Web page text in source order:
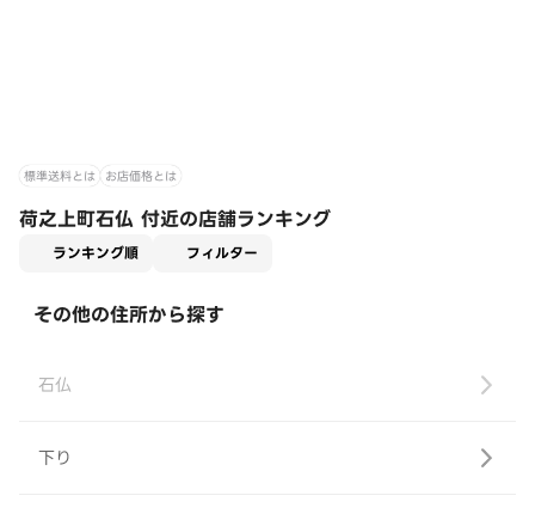
標準送料とは お店価格とは
荷之上町石仏 付近の店舗ランキング
ランキング順 フィルター
その他の住所から探す
石仏
下り